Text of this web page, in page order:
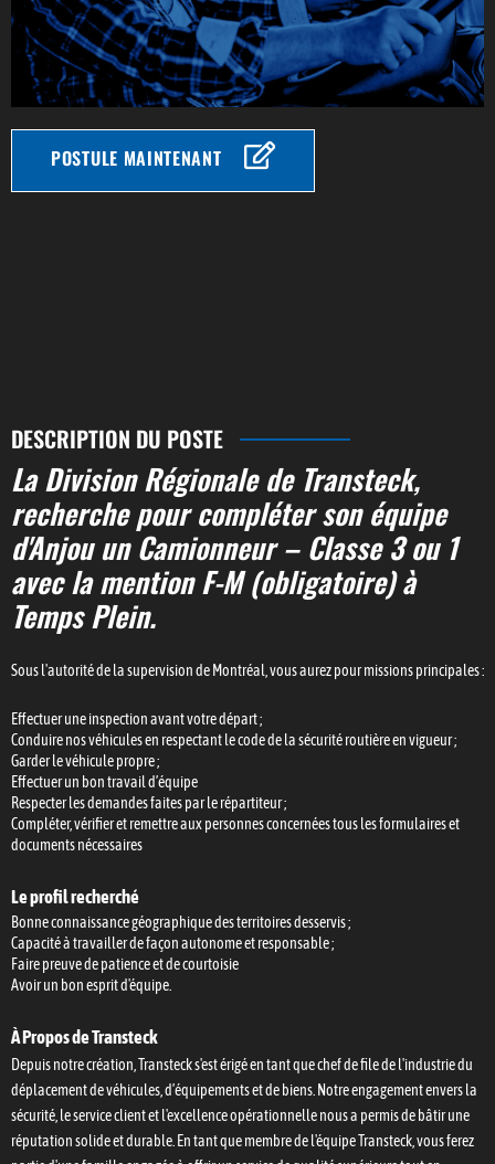
POSTULE MAINTENANT
DESCRIPTION DU POSTE
La Division Régionale de Transteck,
recherche pour compléter son équipe
d'Anjou un Camionneur – Classe 3 ou 1
avec la mention F-M (obligatoire) à
Temps Plein.
Sous l'autorité de la supervision de Montréal, vous aurez pour missions principales :
Effectuer une inspection avant votre départ ;
Conduire nos véhicules en respectant le code de la sécurité routière en vigueur ;
Garder le véhicule propre ;
Effectuer un bon travail d’équipe
Respecter les demandes faites par le répartiteur ;
Compléter, vérifier et remettre aux personnes concernées tous les formulaires et
documents nécessaires
Le profil recherché
Bonne connaissance géographique des territoires desservis ;
Capacité à travailler de façon autonome et responsable ;
Faire preuve de patience et de courtoisie
Avoir un bon esprit d'équipe.
À Propos de Transteck
Depuis notre création, Transteck s'est érigé en tant que chef de file de l'industrie du
déplacement de véhicules, d’équipements et de biens. Notre engagement envers la
sécurité, le service client et l'excellence opérationnelle nous a permis de bâtir une
réputation solide et durable. En tant que membre de l'équipe Transteck, vous ferez